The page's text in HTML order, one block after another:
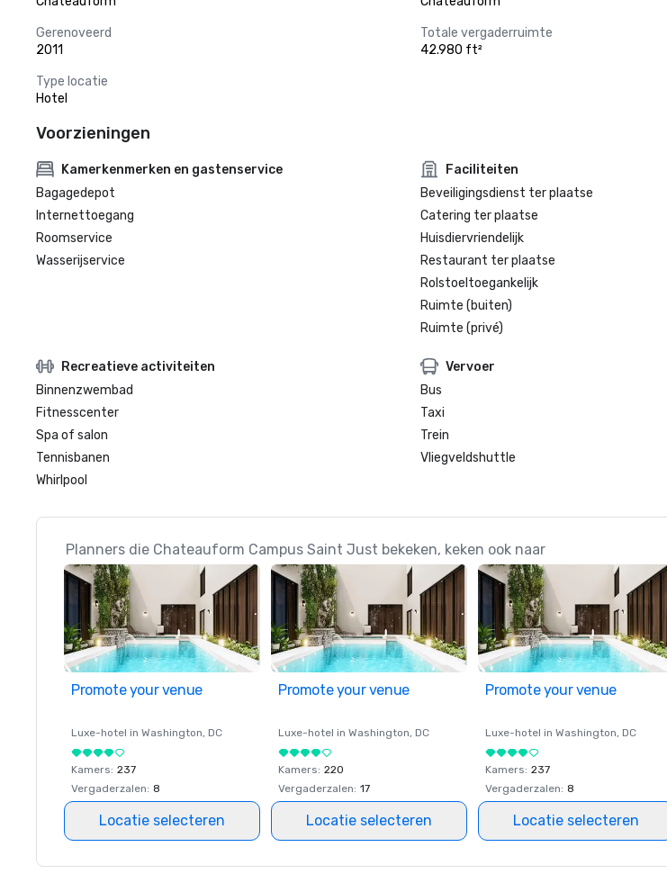
Gerenoveerd
2011
Totale vergaderruimte
42.980 ft²
Type locatie
Hotel
Voorzieningen
Kamerkenmerken en gastenservice
Bagagedepot
Internettoegang
Roomservice
Wasserijservice
Faciliteiten
Beveiligingsdienst ter plaatse
Catering ter plaatse
Huisdiervriendelijk
Restaurant ter plaatse
Rolstoeltoegankelijk
Ruimte (buiten)
Ruimte (privé)
Recreatieve activiteiten
Binnenzwembad
Fitnesscenter
Spa of salon
Tennisbanen
Whirlpool
Vervoer
Bus
Taxi
Trein
Vliegveldshuttle
Planners die Chateauform Campus Saint Just bekeken, keken ook naar
Promote your venue
Luxe-hotel in Washington, DC
Kamers: 237
Vergaderzalen: 8
Locatie selecteren
Promote your venue
Luxe-hotel in Washington, DC
Kamers: 220
Vergaderzalen: 17
Locatie selecteren
Promote your venue
Luxe-hotel in Washington, DC
Kamers: 237
Vergaderzalen: 8
Locatie selecteren